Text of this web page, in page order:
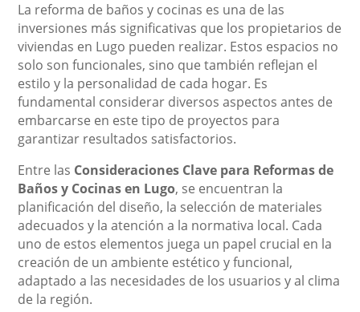
La reforma de baños y cocinas es una de las
inversiones más significativas que los propietarios de
viviendas en Lugo pueden realizar. Estos espacios no
solo son funcionales, sino que también reflejan el
estilo y la personalidad de cada hogar. Es
fundamental considerar diversos aspectos antes de
embarcarse en este tipo de proyectos para
garantizar resultados satisfactorios.
Entre las Consideraciones Clave para Reformas de
Baños y Cocinas en Lugo, se encuentran la
planificación del diseño, la selección de materiales
adecuados y la atención a la normativa local. Cada
uno de estos elementos juega un papel crucial en la
creación de un ambiente estético y funcional,
adaptado a las necesidades de los usuarios y al clima
de la región.